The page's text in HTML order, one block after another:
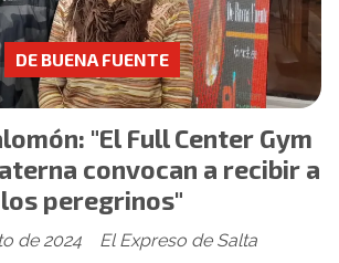
"El Full Center Gym
convocan a recibir a
los peregrinos"
El Expreso de Salta
DE BUENA FUENTE
de 2024